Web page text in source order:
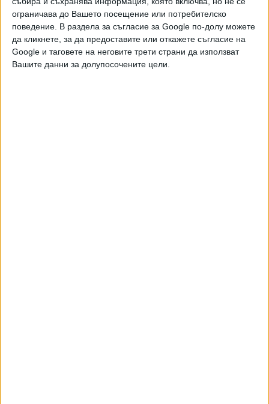
ограничава до Вашето посещение или потребителско
поведение. В раздела за съгласие за Google по-долу можете
да кликнете, за да предоставите или откажете съгласие на
Google и таговете на неговите трети страни да използват
Вашите данни за долупосочените цели.
паркиране в зоната, ще бъдат предварително
уведомени.Улиците ще се почистват допълнително и ще
се мият всяка събота вечер. Избраните участъци от
улиците имат връзка между паркове, пешеходни зони и
градски градини, в близост са до спирки на градския